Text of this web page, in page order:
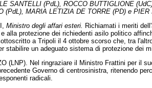
SANTELLI (PdL), ROCCO BUTTIGLIONE
(PdL), MARIA LETIZIA DE TORRE (PD) e
Ministro degli affari esteri.
Richiamati i meriti
alla protezione dei richiedenti asilo politico
a Tripoli il 4 ottobre scorso che, tra
stabilire un adeguato sistema di protezione dei
(LNP). Nel ringraziare il Ministro Frattini per il
Governo di centrosinistra, ritenendo
radicali.